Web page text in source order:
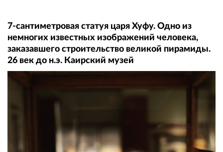
7-сантиметровая статуя царя Хуфу. Одно из
немногих известных изображений человека,
заказавшего строительство великой пирамиды.
26 век до н.э. Каирский музей